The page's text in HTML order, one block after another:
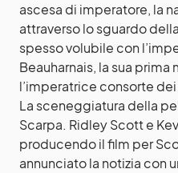
ascesa di imperatore, la
attraverso lo sguardo
spesso volubile con
Beauharnais, la sua prima
l’imperatrice consorte
La sceneggiatura della
Scarpa. Ridley Scott e
producendo il film per
annunciato la notizia con